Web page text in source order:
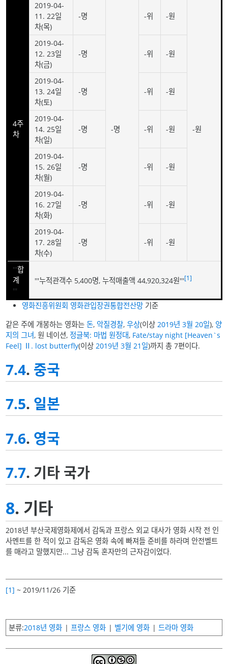
4주
차
2019-04-
11. 22일
차(목)
-명
-명
-위 -원
-원
2019-04-
12. 23일
차(금)
-명 -위 -원
2019-04-
13. 24일
차(토)
-명 -위 -원
2019-04-
14. 25일
차(일)
-명 -위 -원
2019-04-
15. 26일
차(월)
-명 -위 -원
2019-04-
16. 27일
차(화)
-명 -위 -원
2019-04-
17. 28일
차(수)
-명 -위 -원
'''합
계
'''
'''누적관객수 5,400명, 누적매출액 44,920,324원'''[1]
영화진흥위원회 영화관입장권통합전산망 기준
같은 주에 개봉하는 영화는돈, 악질경찰,우상(이상2019년 3월 20일), 양
지의 그녀, 원 네이션, 정글북: 마법 원정대, Fate/stay night [Heaven`s
Feel] Ⅱ. lost butterfly(이상2019년 3월 21일)까지 총 7편이다.
7.4. 중국
7.5. 일본
7.6. 영국
7.7. 기타 국가
8. 기타
2018년 부산국제영화제에서 감독과 프랑스 외교 대사가 영화 시작 전 인
사멘트를 한 적이 있고 감독은 영화 속에 빠져들 준비를 하라며 안전벨트
를 매라고 말했지만... 그냥 감독 혼자만의 근자감이었다.
[1] ~ 2019/11/26 기준
분류 2018년 영화 프랑스 영화 벨기에 영화 드라마 영화